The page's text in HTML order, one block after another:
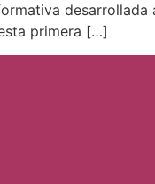
primera […]